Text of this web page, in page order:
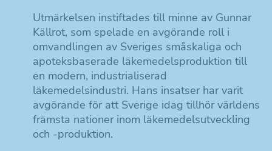
Utmärkelsen instiftades till minne av Gunnar
Källrot, som spelade en avgörande roll i
omvandlingen av Sveriges småskaliga och
apoteksbaserade läkemedelsproduktion till
en modern, industrialiserad
läkemedelsindustri. Hans insatser har varit
avgörande för att Sverige idag tillhör världens
främsta nationer inom läkemedelsutveckling
och -produktion.